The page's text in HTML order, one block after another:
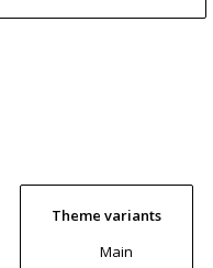
Theme variants
Main